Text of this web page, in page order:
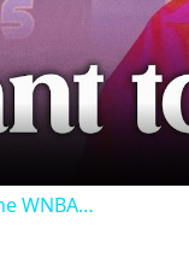
Video
WNBA…